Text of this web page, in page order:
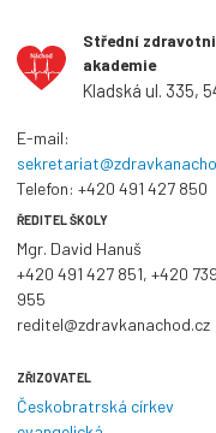
Střední
akademie
Kladská ul. 335,
E-mail:
Telefon: +420 491 427 850
ŘEDITEL ŠKOLY
Mgr. David Hanuš
+420 491 427 851, +420
955
reditel@zdravkanachod.cz
ZŘIZOVATEL
Českobratrská církev